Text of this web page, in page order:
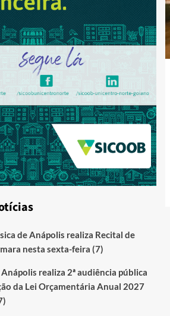
de Anápolis realiza Recital de
nesta sexta-feira (7)
realiza 2ª audiência pública
da Lei Orçamentária Anual 2027